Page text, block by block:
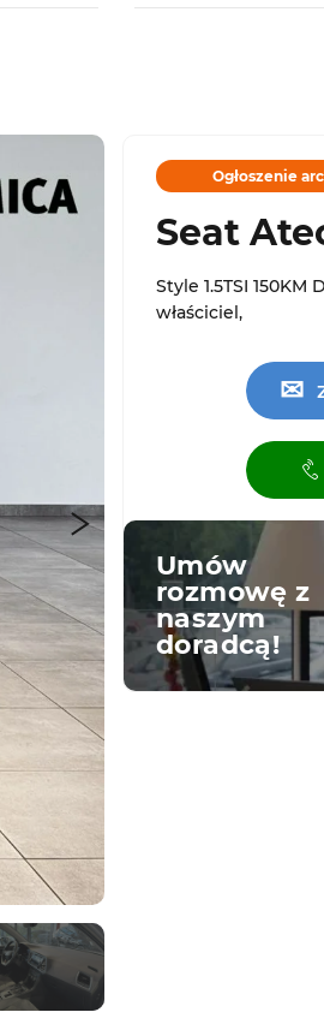
Ogłoszenie
Seat
Style 1.5TSI 150KM
właściciel,
✉
Umów
rozmowę z
naszym
doradcą!